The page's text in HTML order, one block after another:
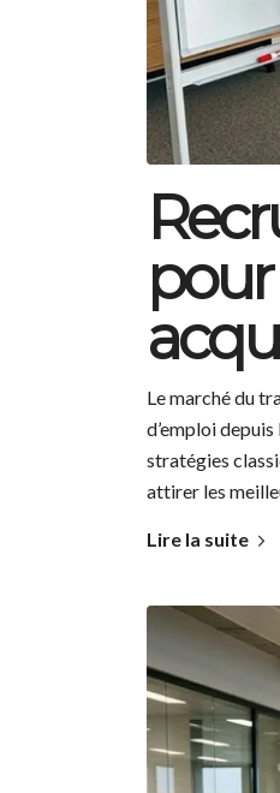
Le marché du
d’emploi
stratégies
attirer les
Lire la suite